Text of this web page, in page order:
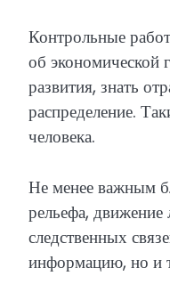
Контрольные
об экономической
развития, знать
распределение.
человека.
Не менее важным
рельефа,
следственных
информацию, но и